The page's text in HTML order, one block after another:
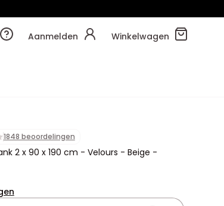
Aanmelden Winkelwagen
1848 beoordelingen
2 x 90 x 190 cm - Velours - Beige -